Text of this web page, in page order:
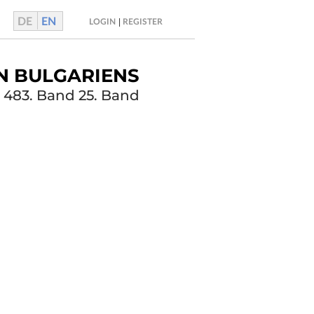
DE EN LOGIN REGISTER
BULGARIENS
Band 25. Band